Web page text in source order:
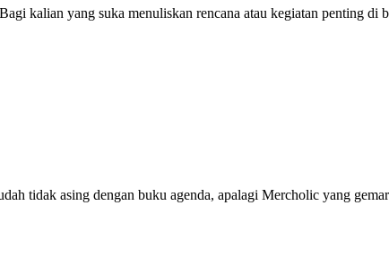
kalian yang suka menuliskan rencana atau kegiatan penting di
tidak asing dengan buku agenda, apalagi Mercholic yang